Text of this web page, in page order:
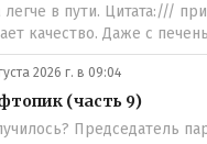
в пути. Цитата:///
качество. Даже с
вкус и цвет........., по
вкуснее чем руссская и
бюджетный- он
но самый вкусный
2026 г. в 09:04
(часть 9)
Председатель